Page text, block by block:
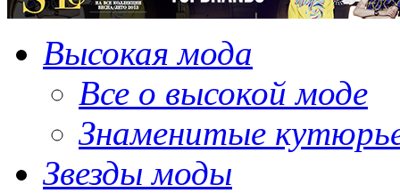
Высокая мода
Все о высокой моде
Знаменитые
Звезды моды